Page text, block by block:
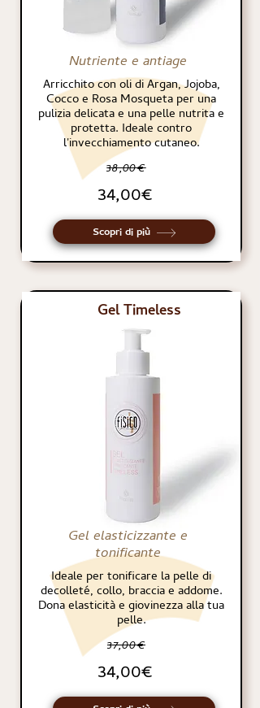
Nutriente e antiage
Arricchito con oli di Argan, Jojoba,
Cocco e Rosa Mosqueta per una
pulizia delicata e una pelle nutrita e
protetta. Ideale contro
l'invecchiamento cutaneo.
38,00€
34,00€
Scopri di più
Gel Timeless
Gel elasticizzante e
tonificante
Ideale per tonificare la pelle di
decolleté, collo, braccia e addome.
Dona elasticità e giovinezza alla tua
pelle.
37,00€
34,00€